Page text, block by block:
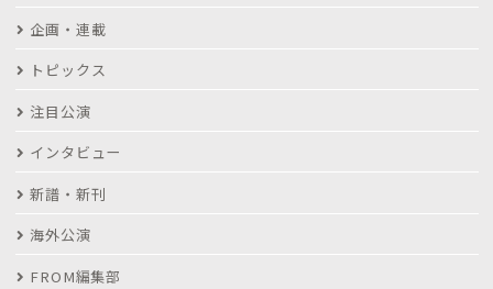
企画・連載
トピックス
注目公演
インタビュー
新譜・新刊
海外公演
FROM編集部